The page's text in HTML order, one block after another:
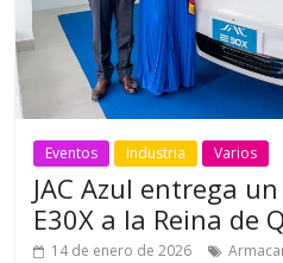
Eventos Industria Varios
JAC Azul entrega
E30X a la Reina de
14 de enero de 2026